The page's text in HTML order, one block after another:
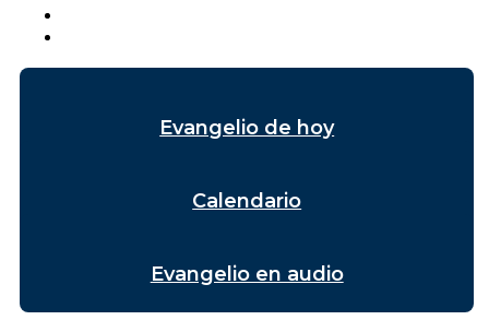
Evangelio de hoy
Calendario
Evangelio en audio